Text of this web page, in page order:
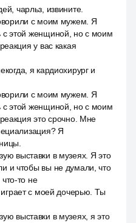
чарльз, извините.
с моим мужем. Я
с этой женщиной, но с моим
у вас какая
я кардиохирург и
с моим мужем. Я
с этой женщиной, но с моим
это срочно. Мне
Я
выставки в музеях. Я это
и чтобы вы не думали, что
то не
с моей дочерью. Ты
выставки в музеях, я это